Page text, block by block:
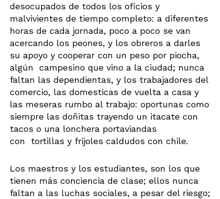
desocupados de todos los oficios y
malvivientes de tiempo completo: a diferentes
horas de cada jornada, poco a poco se van
acercando los peones, y los obreros a darles
su apoyo y cooperar con un peso por piocha,
algún campesino que vino a la ciudad; nunca
faltan las dependientas, y los trabajadores del
comercio, las domesticas de vuelta a casa y
las meseras rumbo al trabajo: oportunas como
siempre las doñitas trayendo un itacate con
tacos o una lonchera portaviandas
con tortillas y frijoles caldudos con chile.
Los maestros y los estudiantes, son los que
tienen más conciencia de clase; ellos nunca
faltan a las luchas sociales, a pesar del riesgo;